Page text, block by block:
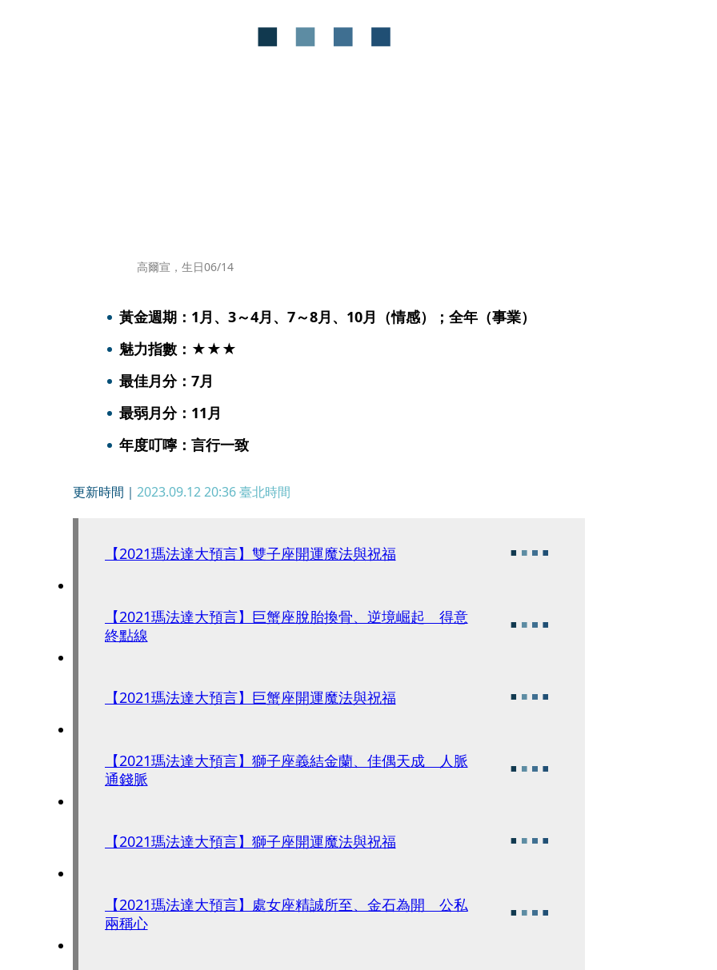
高爾宣，生日06/14
黃金週期：1月、3～4月、7～8月、10月（情感）；全年（事業）
魅力指數：★★★
最佳月分：7月
最弱月分：11月
年度叮嚀：言行一致
更新時間｜ 2023.09.12 20:36臺北時間
【2021瑪法達大預言】雙子座開運魔法與祝福
【2021瑪法達大預言】巨蟹座脫胎換骨、逆境崛起 得意
終點線
【2021瑪法達大預言】巨蟹座開運魔法與祝福
【2021瑪法達大預言】獅子座義結金蘭、佳偶天成 人脈
通錢脈
【2021瑪法達大預言】獅子座開運魔法與祝福
【2021瑪法達大預言】處女座精誠所至、金石為開 公私
兩稱心